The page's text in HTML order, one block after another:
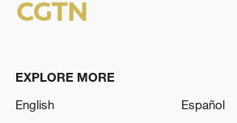
EXPLORE MORE
English
Español